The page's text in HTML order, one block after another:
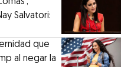
Salvatori:
que
al negar la